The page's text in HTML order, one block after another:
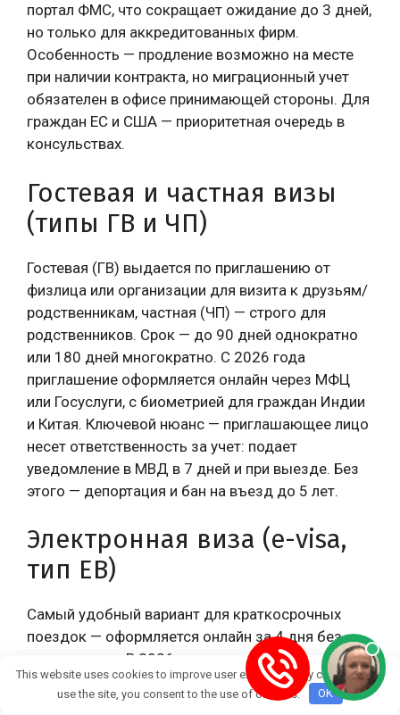
портал ФМС, что сокращает ожидание до 3 дней,
но только для аккредитованных фирм.
Особенность — продление возможно на месте
при наличии контракта, но миграционный учет
обязателен в офисе принимающей стороны. Для
граждан ЕС и США — приоритетная очередь в
консульствах.
Гостевая и частная визы
(типы ГВ и ЧП)
Гостевая (ГВ) выдается по приглашению от
физлица или организации для визита к друзьям/
родственникам, частная (ЧП) — строго для
родственников. Срок — до 90 дней однократно
или 180 дней многократно. С 2026 года
приглашение оформляется онлайн через МФЦ
или Госуслуги, с биометрией для граждан Индии
и Китая. Ключевой нюанс — приглашающее лицо
несет ответственность за учет: подает
уведомление в МВД в 7 дней и при выезде. Без
этого — депортация и бан на въезд до 5 лет.
Электронная виза (e-visa,
тип ЕВ)
Самый удобный вариант для краткосрочных
поездок — оформляется онлайн за 4 дня без
посредников. В 2026 году доступна для граждан
55 стран (добавлены Индонезия, Мексика,
Саудовская Аравия), срок пребывания — 16
This website uses cookies to improve user experience. By continuing to
use the site, you consent to the use of cookies.
OK